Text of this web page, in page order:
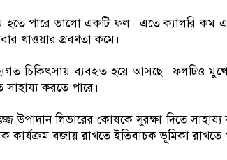
হতে পারে ভালো একটি ফল। এতে ক্যালরি কম
খাওয়ার প্রবণতা কমে।
চিকিৎসায় ব্যবহৃত হয়ে আসছে। ফলটিও
করতে পারে।
উপাদান লিভারের কোষকে সুরক্ষা দিতে সাহায্য
কার্যক্রম বজায় রাখতে ইতিবাচক ভূমিকা রাখতে